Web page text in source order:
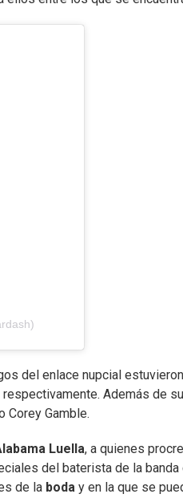
del enlace nupcial
respectivamente. Además de
Corey Gamble.
Luella, a quienes
del baterista de la banda
de la boda y en la que se